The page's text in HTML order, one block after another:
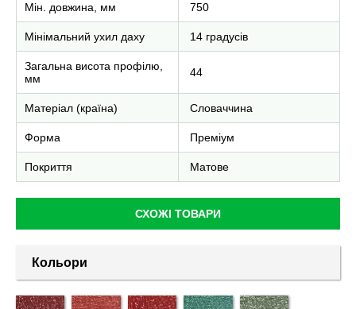
Мін. довжина, мм 750
Мінімальний ухил даху 14 градусів
Загальна висота профілю,
мм
44
Матеріал (країна) Словаччина
Форма Преміум
Покриття Матове
СХОЖІ ТОВАРИ
Кольори